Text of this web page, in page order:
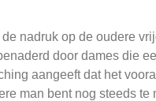
nadruk op de oudere
door dames die
aangeeft dat het
man bent nog steeds